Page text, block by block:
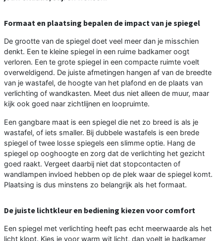
Formaat en plaatsing bepalen de impact van je spiegel
De grootte van de spiegel doet veel meer dan je misschien
denkt. Een te kleine spiegel in een ruime badkamer oogt
verloren. Een te grote spiegel in een compacte ruimte voelt
overweldigend. De juiste afmetingen hangen af van de breedte
van je wastafel, de hoogte van het plafond en de plaats van
verlichting of wandkasten. Meet dus niet alleen de muur, maar
kijk ook goed naar zichtlijnen en loopruimte.
Een gangbare maat is een spiegel die net zo breed is als je
wastafel, of iets smaller. Bij dubbele wastafels is een brede
spiegel of twee losse spiegels een slimme optie. Hang de
spiegel op ooghoogte en zorg dat de verlichting het gezicht
goed raakt. Vergeet daarbij niet dat stopcontacten of
wandlampen invloed hebben op de plek waar de spiegel komt.
Plaatsing is dus minstens zo belangrijk als het formaat.
De juiste lichtkleur en bediening kiezen voor comfort
Een spiegel met verlichting heeft pas echt meerwaarde als het
licht klopt. Kies je voor warm wit licht, dan voelt je badkamer